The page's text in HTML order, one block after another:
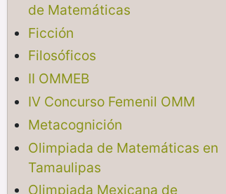
de Matemáticas
Ficción
Filosóficos
II OMMEB
IV Concurso Femenil OMM
Metacognición
Olimpiada de Matemáticas en
Tamaulipas
Olimpiada Mexicana de